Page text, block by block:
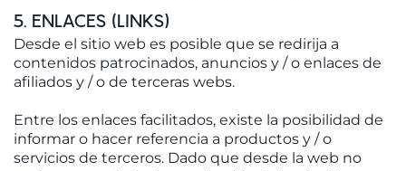
5. ENLACES (LINKS)
Desde el sitio web es posible que se redirija a
contenidos patrocinados, anuncios y / o enlaces de
afiliados y / o de terceras webs.
Entre los enlaces facilitados, existe la posibilidad de
informar o hacer referencia a productos y / o
servicios de terceros. Dado que desde la web no